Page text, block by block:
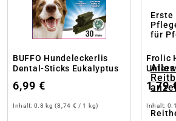
Erste
für
BUFFO Hundeleckerlis
Dental-Sticks Eukalyptus
6,99 €
Inhalt: 0.8 kg(8,74 € / 1 kg)
Frolic
1,79
Inhalt: